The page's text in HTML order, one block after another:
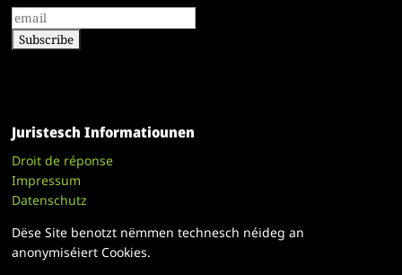
Juristesch Informatiounen
Droit de réponse
Impressum
Datenschutz
Dëse Site benotzt nëmmen technesch néideg an
anonymiséiert Cookies.